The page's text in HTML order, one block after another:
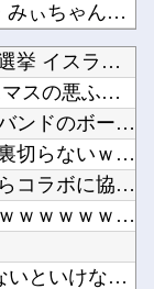
ヤニネコ・みぃちゃん・のあ先輩・もちづきさん「結婚してください！」←どうする？他
【にじさんじ】笹木、1週間ほど里に帰省他
近畿大学准教授、苦言「みいちゃん呼びが揶揄する言葉として使われ、当事者から具体的な苦痛が訴...
北朝鮮がロシアに弾道ミサイル40発供与、ミサイル部隊90人派遣開始…さらに80発見通し！他
【ウマ娘】（悲報）ナイスネイチャ、討ち取られる他
【SSD】1TBで1.5万とか、買った時の倍なんだけど今だと買い増してしまいそうで怖い他
ライザの公式AIゲーム、エッチすぎて始まる♥他
「Linuxで十分じゃね…？」世界が気付き始める Linuxの市場シェアが初めて10%超え...
Vチューバーに最近ある変化が起きつつある他
アメリカ・ミシガン州の民主党予備選挙 イスラム教徒の“急進左...
【アメリカ】 ウォルマートでクリスマスの悪ふざけが騒動に サ...
ワイ「米津玄師ってソロじゃなくてバンドのボーカルならよかった...
中西アルノちゃん、やっぱり期待を裏切らないｗ【乃木坂46】
ホロライブ「宝鐘マリン」兎田ぺこらコラボに協力！ホロ夏アモア...
【画像】坂道女子のバスト一覧ｗｗｗｗｗｗｗｗｗｗｗｗwｗｗ...
やる夫はマジカルチ●ポで生き抜かないといけないようです 小話...